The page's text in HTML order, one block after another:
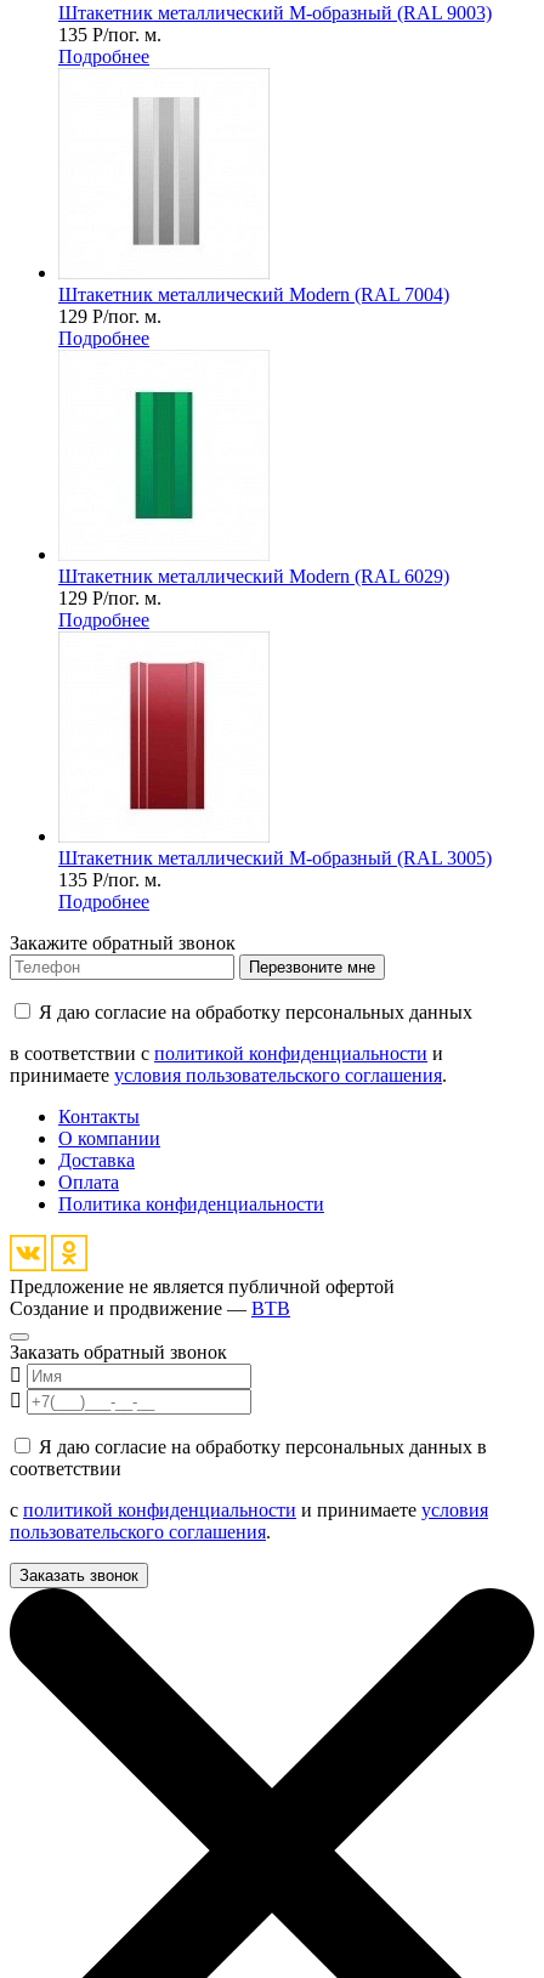
Штакетник металлический М-образный (RAL 9003)
135 Р/пог. м.
Подробнее
Штакетник металлический Мodern (RAL 7004)
129 Р/пог. м.
Подробнее
Штакетник металлический Мodern (RAL 6029)
129 Р/пог. м.
Подробнее
Штакетник металлический М-образный (RAL 3005)
135 Р/пог. м.
Подробнее
Закажите обратный звонок
Перезвоните мне
Я даю согласие на обработку персональных данных
в соответствии с политикой конфиденциальности и
принимаете условия пользовательского соглашения.
Контакты
О компании
Доставка
Оплата
Политика конфиденциальности
Предложение не является публичной офертой
Создание и продвижение — BTB
Заказать обратный звонок
Я даю согласие на обработку персональных данных в
соответствии
с политикой конфиденциальности и принимаете условия
пользовательского соглашения.
Заказать звонок